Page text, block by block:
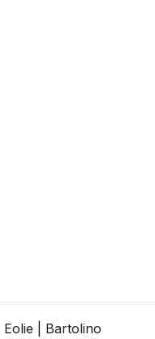
| Bartolino